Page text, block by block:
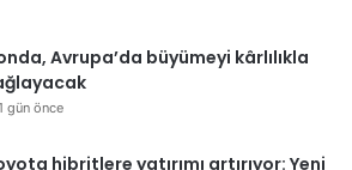
Avrupa’da büyümeyi kârlılıkla
gün önce
hibritlere yatırımı artırıyor: Yeni